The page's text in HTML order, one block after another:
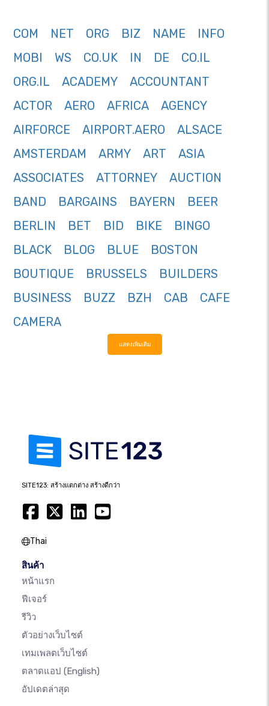
COM NET ORG BIZ NAME
INFO
MOBI
WS CO.UK IN DE
CO.IL
ORG.IL
ACADEMY
ACCOUNTANT
ACTOR
AERO AFRICA
AGENCY
AIRFORCE
AIRPORT.AERO
ALSACE
AMSTERDAM
ARMY ART
ASIA
ASSOCIATES
ATTORNEY
AUCTION
BAND
BARGAINS BAYERN
BEER
BERLIN
BET BID BIKE
BINGO
BLACK
BLOG BLUE
BOSTON
BOUTIQUE
BRUSSELS
BUILDERS
BUSINESS
BUZZ BZH CAB
CAFE
CAMERA
แสดงเพิ่มเติม
SITE123: สร้างแตกต่าง สร้างดีกว่า
Thai
สินค้า
หน้าแรก
ฟีเจอร์
รีวิว
ตัวอย่างเว็บไซต์
เทมเพลตเว็บไซต์
ตลาดแอป (English)
อัปเดตล่าสุด